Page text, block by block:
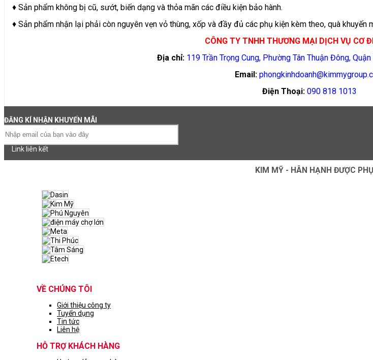
♦ Sản phẩm không bị cũ, sướt, biến dạng và thỏa mãn các điều kiện bảo hành.
♦ Sản phẩm nhận lại phải còn nguyên vẹn vỏ thùng, xốp và đầy đủ các phụ kiện kèm theo, quà khuyến
CÔNG TY TNHH THƯƠNG MẠI DỊCH VỤ CƠ
Địa chỉ: 119 Trần Trọng Cung, Phường Tân Thuận Đông,
Email:
Điện Thoại: 090 818 1013
ĐĂNG KÍ NHẬN KHUYẾN MÃI
Link liên kết
KIM MỸ - HÂN HẠNH ĐƯỢC
VỀ CHÚNG TÔI
Giới thiệu công ty
Tuyển dụng
Tin tức
Liên hệ
HỖ TRỢ KHÁCH HÀNG